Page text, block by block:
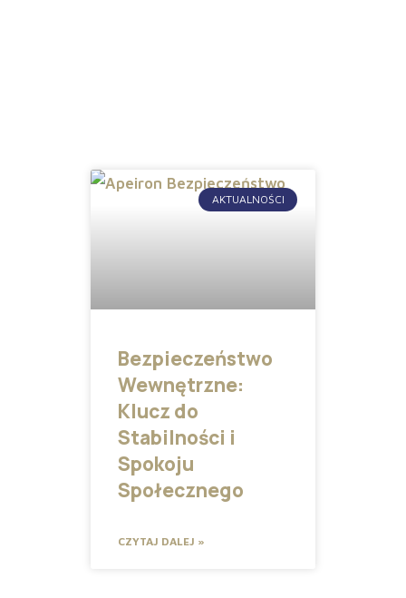
AKTUALNOŚCI
Bezpieczeństwo
Wewnętrzne:
Klucz do
Stabilności i
Spokoju
Społecznego
CZYTAJ DALEJ »